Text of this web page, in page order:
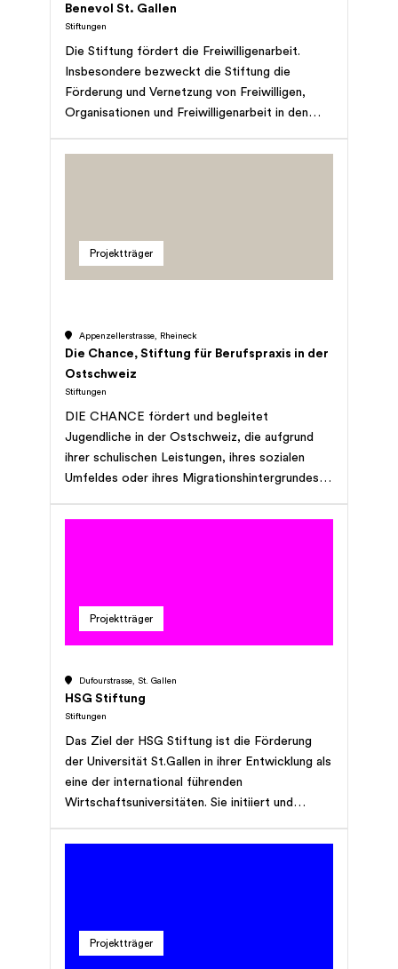
Benevol St. Gallen
Stiftungen
Die Stiftung fördert die Freiwilligenarbeit.
Insbesondere bezweckt die Stiftung die
Förderung und Vernetzung von Freiwilligen,
Organisationen und Freiwilligenarbeit in den
Kirche, Kultur und Umweltschutz. Zu diesem
Projektträger
Appenzellerstrasse, Rheineck
Die Chance, Stiftung für Berufspraxis in der
Ostschweiz
Stiftungen
DIE CHANCE fördert und begleitet
Jugendliche in der Ostschweiz, die aufgrund
ihrer schulischen Leistungen, ihres sozialen
Umfeldes oder ihres Migrationshintergrundes
entsprechenden Ausbildungs- und damit später
Projektträger
Dufourstrasse, St. Gallen
HSG Stiftung
Stiftungen
Das Ziel der HSG Stiftung ist die Förderung
der Universität St.Gallen in ihrer Entwicklung als
eine der international führenden
Wirtschaftsuniversitäten. Sie initiiert und
wichtige Projekte für die HSG zu realisieren
Projektträger